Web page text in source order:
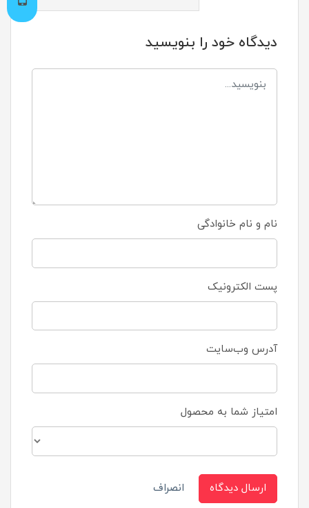
دیدگاه خود را بنویسید
نام و نام خانوادگی
پست الکترونیک
آدرس وب‌سایت
امتیاز شما به محصول
ارسال دیدگاه انصراف